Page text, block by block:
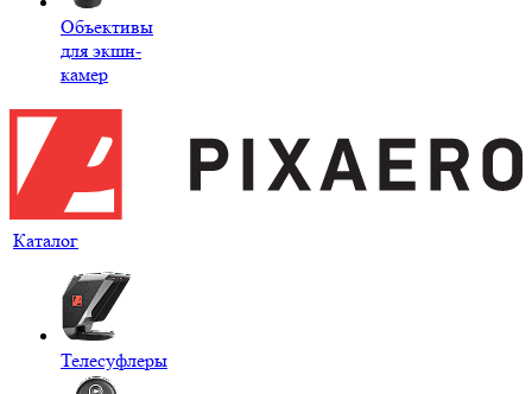
Объективы
для экшн-
камер
Каталог
Телесуфлеры